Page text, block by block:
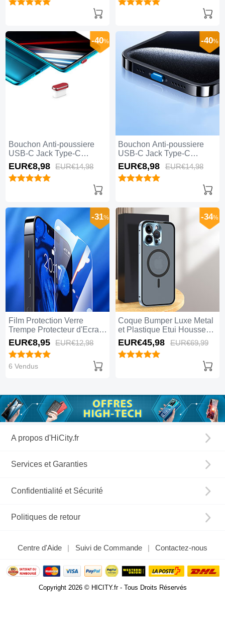
Bouchon Anti-poussiere
USB-C Jack Type-C
Universel H02 pour Apple
iPhone 15 Pro Max Rouge
-40%
EUR€8,98 EUR€14,98
Bouchon Anti-poussiere
USB-C Jack Type-C
Universel H01 pour Apple
iPhone 15 Pro Max Bleu
-40%
EUR€8,98 EUR€14,98
Film Protection Verre
Trempe Protecteur d'Ecran
pour Apple iPhone 15 Pro
Max Clair
-31%
EUR€8,95 EUR€12,98
6 Vendus
Coque Bumper Luxe Metal
et Plastique Etui Housse
avec Mag-Safe Magnetic
Magnetique LK5 pour
Apple iPhone 15 Pro Max
-34%
EUR€45,98 EUR€69,99
A propos d'HiCity.fr
Services et Garanties
Confidentialité et Sécurité
Politiques de retour
Centre d'Aide Suivi de Commande Contactez-nous
Copyright 2026 © HICITY.fr - Tous Droits Réservés